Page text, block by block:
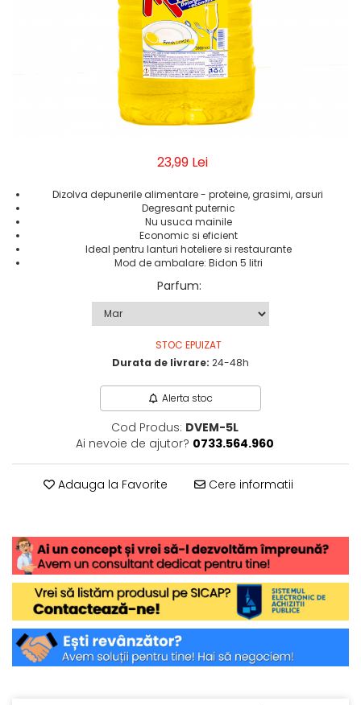
Intretinere masina de spalat
Insecticide si Capcane
Solutii desfundat tevi
23,99 Lei
Dizolva depunerile alimentare - proteine, grasimi, arsuri
Degresant puternic
Nu usuca mainile
Economic si eficient
Ideal pentru lanturi hoteliere si restaurante
Mod de ambalare: Bidon 5 litri
Parfum:
STOC EPUIZAT
Durata de livrare: 24-48h
Alerta stoc
Cod Produs: DVEM-5L
Ai nevoie de ajutor? 0733.564.960
Adauga la Favorite Cere informatii